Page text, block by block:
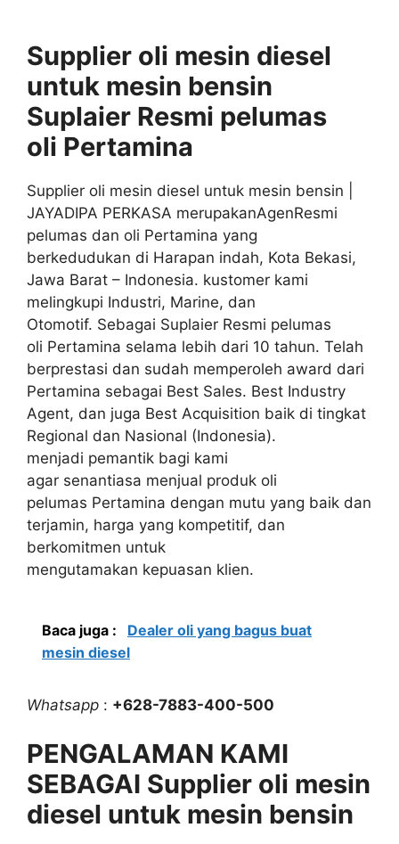
Supplier oli mesin diesel
untuk mesin bensin
Suplaier Resmi pelumas
oli Pertamina
Supplier oli mesin diesel untuk mesin bensin |
JAYADIPA PERKASA merupakanAgenResmi
pelumas dan oli Pertamina yang
berkedudukan di Harapan indah, Kota Bekasi,
Jawa Barat – Indonesia. kustomer kami
melingkupi Industri, Marine, dan
Otomotif. Sebagai Suplaier Resmi pelumas
oli Pertamina selama lebih dari 10 tahun. Telah
berprestasi dan sudah memperoleh award dari
Pertamina sebagai Best Sales. Best Industry
Agent, dan juga Best Acquisition baik di tingkat
Regional dan Nasional (Indonesia).
menjadi pemantik bagi kami
agar senantiasa menjual produk oli
pelumas Pertamina dengan mutu yang baik dan
terjamin, harga yang kompetitif, dan
berkomitmen untuk
mengutamakan kepuasan klien.
Baca juga :
Dealer oli yang bagus buat
mesin diesel
Whatsapp : +628-7883-400-500
PENGALAMAN KAMI
SEBAGAI Supplier oli mesin
diesel untuk mesin bensin